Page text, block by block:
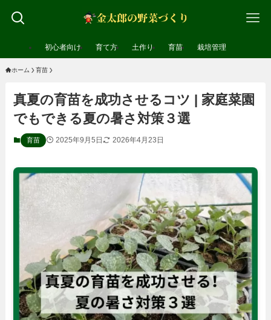
初心者向け 育て方 土作り 育苗 栽培管理
ホーム 育苗
真夏の育苗を成功させるコツ | 家庭菜園
でもできる夏の暑さ対策３選
育苗 2025年9月5日 2026年4月23日